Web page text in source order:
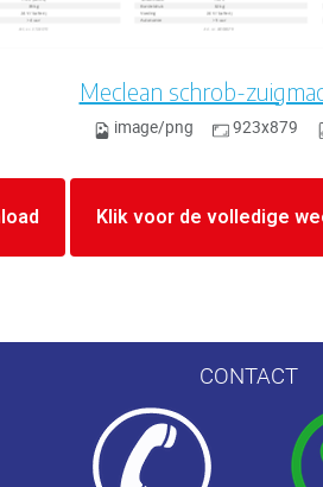
Meclean schrob-
image/png 923x879
Klik voor de volledige
CONTACT